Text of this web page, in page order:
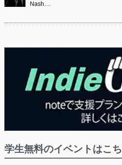
Nash…
学生無料のイベントはこ